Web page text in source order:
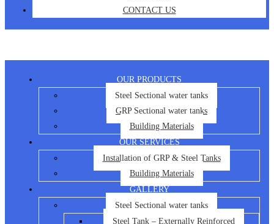
CONTACT US
OUR PRODUCTS
Steel Sectional water tanks
GRP Sectional water tanks
Building Materials
OUR SERVICES
Installation of GRP & Steel Tanks
Building Materials
GALLERY
Steel Sectional water tanks
Steel Tank – Externally Reinforced